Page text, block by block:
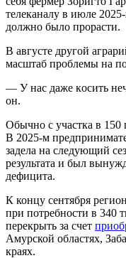
телеканалу в июле
должно было прорасти.
В августе другой
масштаб проблемы на
— У нac дaжe кocить
он.
Обычно с участка в 150
В 2025-м
задела на следующий
результата и был
дефицита.
К концу сентября
при потребности в 340
перекрыть за счет
Амурской областях,
краях.